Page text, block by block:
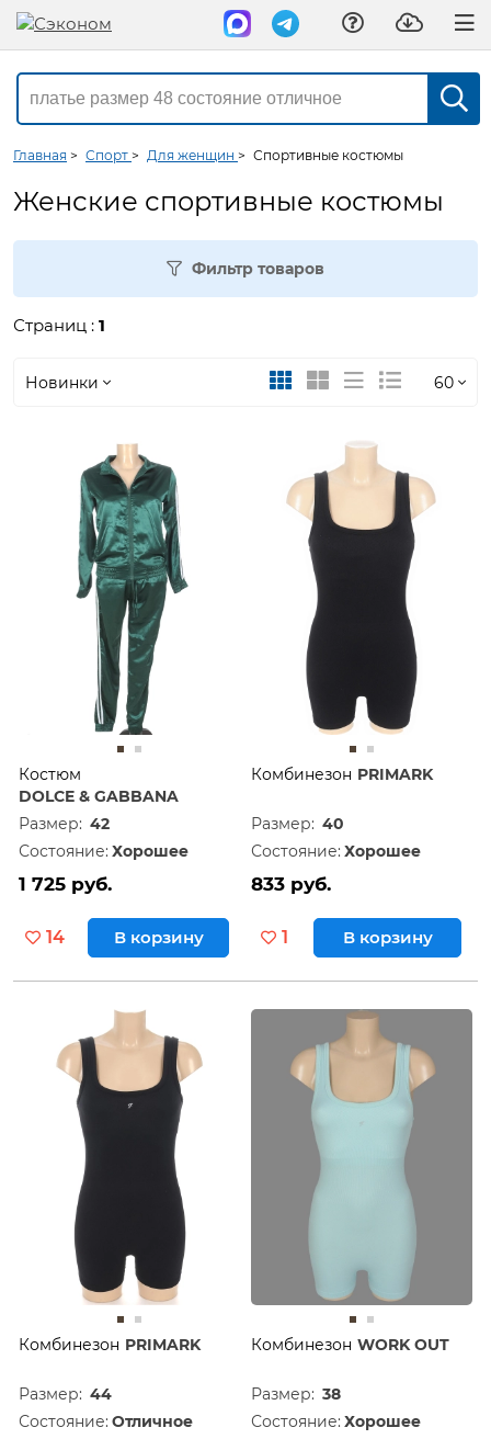
Главная > Спорт > Для женщин > Спортивные костюмы
Женские спортивные костюмы
Фильтр товаров
Страниц : 1
Новинки
Дешевле
Дороже
60
Костюм
DOLCE & GABBANA
Размер: 42
Состояние: Хорошее
1 725 руб.
14 В корзину
Комбинезон PRIMARK
Размер: 40
Состояние: Хорошее
833 руб.
1 В корзину
Комбинезон PRIMARK
Размер: 44
Состояние: Отличное
Комбинезон WORK OUT
Размер: 38
Состояние: Хорошее